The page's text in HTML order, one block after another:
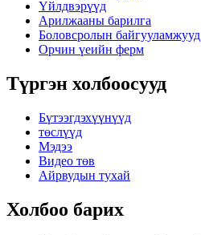
Үйлдвэрүүд
Арилжааны барилга
Боловсролын байгууламжууд
Орчин үеийн ферм
Түргэн холбоосууд
Бүтээгдэхүүнүүд
төслүүд
Мэдээ
Видео төв
Айрвудын тухай
Холбоо барих